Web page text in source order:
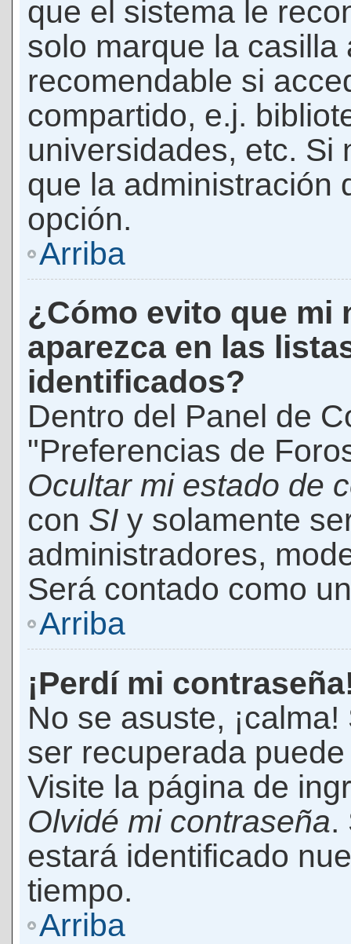
que el sistema le
solo marque la casilla
recomendable si
compartido, e.j.
universidades, etc. Si
que la administración
opción.
Arriba
¿Cómo evito que mi
aparezca en las
identificados?
Dentro del Panel de
"Preferencias de
Ocultar mi estado de
con SI y solamente
administradores,
Será contado como
Arriba
¡Perdí mi
No se asuste,
ser recuperada
Visite la página de
Olvidé mi contraseña.
estará identificado
tiempo.
Arriba